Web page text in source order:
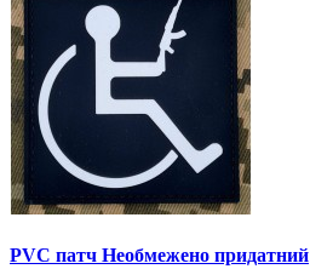
PVC патч Необмежено придатний